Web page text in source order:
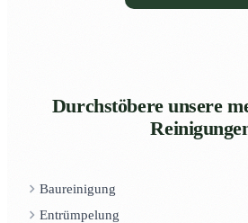
Durchstöbere unsere
Baureinigung
Entrümpelung